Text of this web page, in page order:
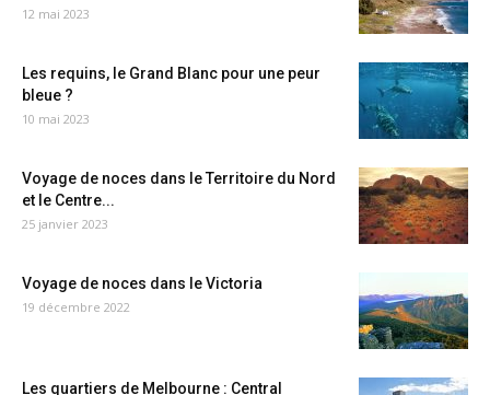
12 mai 2023
Les requins, le Grand Blanc pour une peur
bleue ?
10 mai 2023
Voyage de noces dans le Territoire du Nord
et le Centre...
25 janvier 2023
Voyage de noces dans le Victoria
19 décembre 2022
Les quartiers de Melbourne : Central